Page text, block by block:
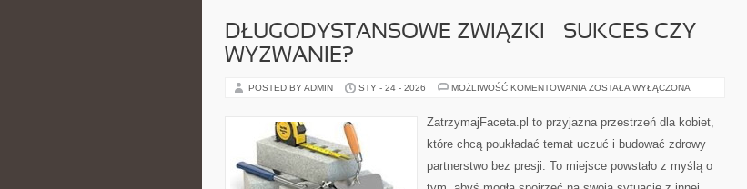
DŁUGODYSTANSOWE ZWIĄZKI – SUKCES CZY
WYZWANIE?
POSTED BY ADMIN STY - 24 - 2026 MOŻLIWOŚĆ KOMENTOWANIA DŁUGODYSTANSOWE
CZY
ZOSTAŁA WYŁĄCZONA
ZatrzymajFaceta.pl to przyjazna przestrzeń dla kobiet,
które chcą poukładać temat uczuć i budować zdrowy
partnerstwo bez presji. To miejsce powstało z myślą o